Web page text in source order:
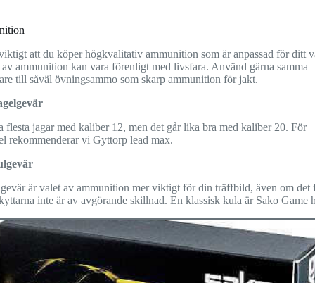
att du köper högkvalitativ ammunition som är anpassad för ditt
ammunition kan vara förenligt med livsfara. Använd gärna samma
till såväl övningsammo som skarp ammunition för jakt.
flesta jagar med kaliber 12, men det går lika bra med kaliber 20. För
rekommenderar vi Gyttorp lead max.
är valet av ammunition mer viktigt för din träffbild, även om det
inte är av avgörande skillnad. En klassisk kula är Sako Game